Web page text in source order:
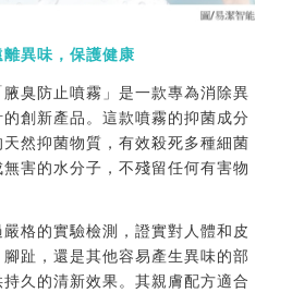
離異味，保護健康
臭防止噴霧」是一款專為消除異
創新產品。這款噴霧的抑菌成分
然抑菌物質，有效殺死多種細菌
害的水分子，不殘留任何有害物
嚴格的實驗檢測，證實對人體和皮
趾，還是其他容易產生異味的部
久的清新效果。其親膚配方適合